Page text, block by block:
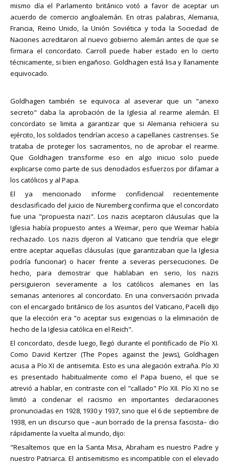
mismo día el Parlamento británico votó a favor de aceptar un
acuerdo de comercio angloalemán. En otras palabras, Alemania,
Francia, Reino Unido, la Unión Soviética y toda la Sociedad de
Naciones acreditaron al nuevo gobierno alemán antes de que se
firmara el concordato. Carroll puede haber estado en lo cierto
técnicamente, si bien engañoso. Goldhagen está lisa y llanamente
equivocado.
Goldhagen también se equivoca al aseverar que un "anexo
secreto" daba la aprobación de la Iglesia al rearme alemán. El
concordato se limita a garantizar que si Alemania rehiciera su
ejército, los soldados tendrían acceso a capellanes castrenses. Se
trataba de proteger los sacramentos, no de aprobar el rearme.
Que Goldhagen transforme eso en algo inicuo solo puede
explicarse como parte de sus denodados esfuerzos por difamar a
los católicos y al Papa.
El ya mencionado informe confidencial recientemente
desclasificado del juicio de Nuremberg confirma que el concordato
fue una "propuesta nazi". Los nazis aceptaron cláusulas que la
Iglesia había propuesto antes a Weimar, pero que Weimar había
rechazado. Los nazis dijeron al Vaticano que tendría que elegir
entre aceptar aquellas cláusulas (que garantizaban que la Iglesia
podría funcionar) o hacer frente a severas persecuciones. De
hecho, para demostrar que hablaban en serio, los nazis
persiguieron severamente a los católicos alemanes en las
semanas anteriores al concordato. En una conversación privada
con el encargado británico de los asuntos del Vaticano, Pacelli dijo
que la elección era "o aceptar sus exigencias o la eliminación de
hecho de la Iglesia católica en el Reich".
El concordato, desde luego, llegó durante el pontificado de Pío XI.
Como David Kertzer (The Popes against the Jews), Goldhagen
acusa a Pío XI de antisemita. Esto es una alegación extraña. Pío XI
es presentado habitualmente como el Papa bueno, el que se
atrevió a hablar, en contraste con el "callado" Pío XII. Pío XI no se
limitó a condenar el racismo en importantes declaraciones
pronunciadas en 1928, 1930 y 1937, sino que el 6 de septiembre de
1938, en un discurso que –aun borrado de la prensa fascista– dio
rápidamente la vuelta al mundo, dijo:
"Resaltemos que en la Santa Misa, Abraham es nuestro Padre y
nuestro Patriarca. El antisemitismo es incompatible con el elevado